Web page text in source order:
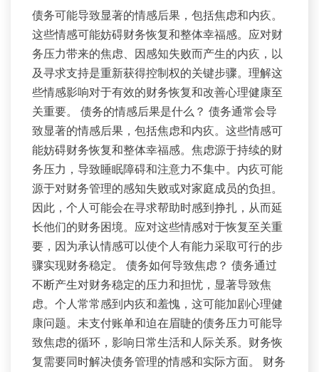
债务可能导致显著的情感后果，包括焦虑和内疚。
这些情感可能妨碍财务恢复和整体幸福感。应对财
务压力带来的焦虑、因感知失败而产生的内疚，以
及寻求支持是重新获得控制权的关键步骤。理解这
些情感影响对于有效的财务恢复和改善心理健康至
关重要。 债务的情感后果是什么？ 债务通常会导
致显著的情感后果，包括焦虑和内疚。这些情感可
能妨碍财务恢复和整体幸福感。焦虑源于持续的财
务压力，导致睡眠障碍和注意力不集中。内疚可能
源于对财务管理的感知失败或对家庭成员的负担。
因此，个人可能会在寻求帮助时感到挣扎，从而延
长他们的财务困境。应对这些情感对于恢复至关重
要，因为承认情感可以使个人有能力采取可行的步
骤实现财务稳定。 债务如何导致焦虑？ 债务通过
不断产生对财务稳定的压力和担忧，显著导致焦
虑。个人常常感到内疚和羞愧，这可能加剧心理健
康问题。未支付账单和迫在眉睫的债务压力可能导
致焦虑的循环，影响日常生活和人际关系。财务恢
复需要同时解决债务管理的情感和实际方面。 财务